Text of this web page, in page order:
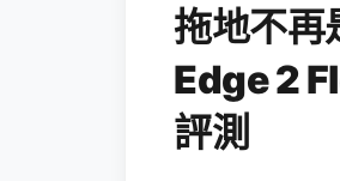
拖地不再
Edge 2
評測